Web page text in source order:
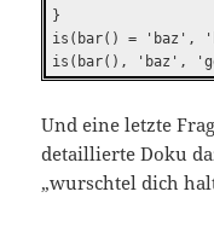
}
is(bar() = 'baz',
is(bar(), 'baz',
Und eine letzte
detaillierte Doku
„wurschtel dich